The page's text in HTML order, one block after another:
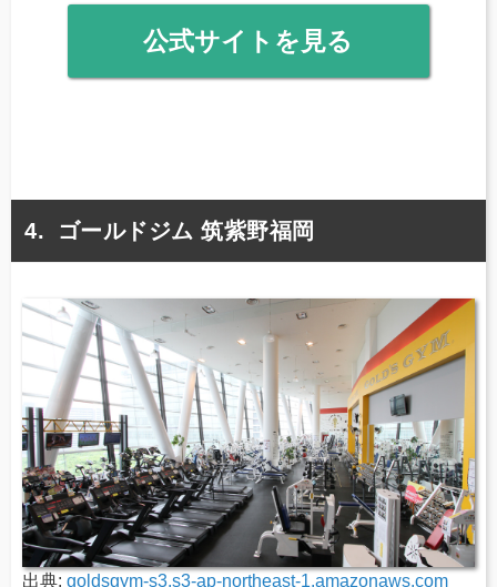
公式サイトを見る
ゴールドジム 筑紫野福岡
出典: goldsgym-s3.s3-ap-northeast-1.amazonaws.com